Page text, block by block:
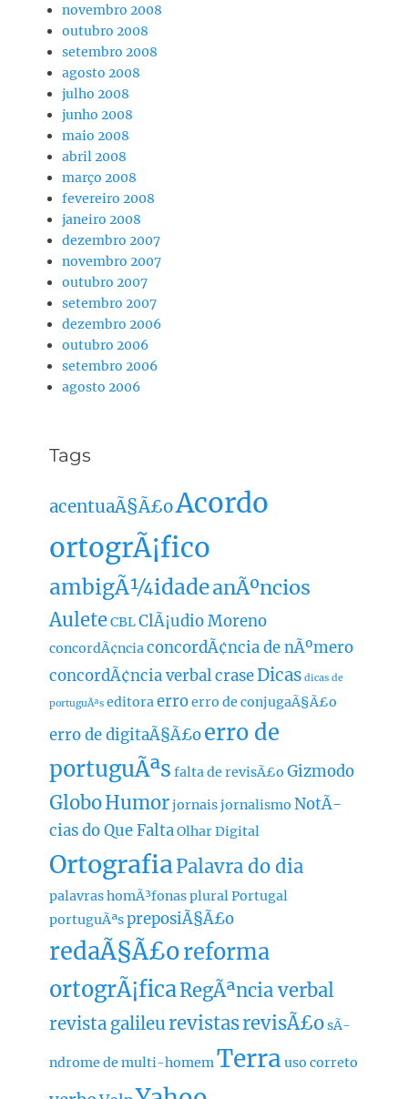
novembro 2008
outubro 2008
setembro 2008
agosto 2008
julho 2008
junho 2008
maio 2008
abril 2008
março 2008
fevereiro 2008
janeiro 2008
dezembro 2007
novembro 2007
outubro 2007
setembro 2007
dezembro 2006
outubro 2006
setembro 2006
agosto 2006
Tags
acentuaÃ§Ã£oAcordo
ortogrÃ¡fico
ambigÃ¼idadeanÃºncios
AuleteCBLClÃ¡udio Moreno
concordÃ¢nciaconcordÃ¢ncia de nÃºmero
concordÃ¢ncia verbalcraseDicas dicas de
portuguÃªs editoraerroerro de conjugaÃ§Ã£o
erro de digitaÃ§Ã£oerro de
portuguÃªs falta de revisÃ£o Gizmodo
GloboHumorjornaisjornalismo NotÃ­
cias do Que FaltaOlhar Digital
OrtografiaPalavra do dia
palavras homÃ³fonaspluralPortugal
portuguÃªspreposiÃ§Ã£o
redaÃ§Ã£oreforma
ortogrÃ¡ficaRegÃªncia verbal
revista galileurevistasrevisÃ£osÃ­
ndrome de multi-homemTerra uso correto